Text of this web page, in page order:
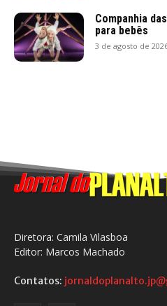
Companhia
para bebês
3 de agosto de
Diretora: Camila Vilasboa
Editor: Marcos Machado
Contatos: